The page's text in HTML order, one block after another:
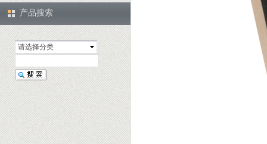
产品搜索
请选择分类